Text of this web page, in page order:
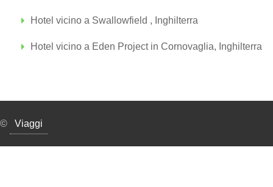
Hotel vicino a Swallowfield , Inghilterra
Hotel vicino a Eden Project in Cornovaglia, Inghilterra
© Viaggi